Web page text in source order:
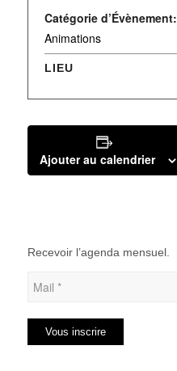
Catégorie d’Évènement:
Animations
LIEU
Ajouter au calendrier
Recevoir l’agenda mensuel.